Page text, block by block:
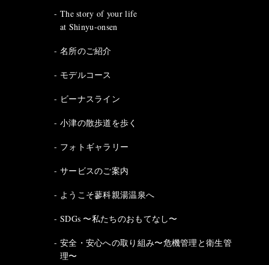
The story of your life
at Shinyu-onsen
名所のご紹介
モデルコース
ビーナスライン
小津の散歩道を歩く
フォトギャラリー
サービスのご案内
ようこそ蓼科親湯温泉へ
SDGs 〜私たちのおもてなし〜
安全・安心への取り組み〜危機管理と衛生管
理〜